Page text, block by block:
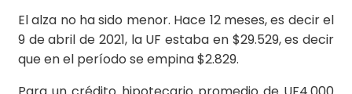
El alza no ha sido menor. Hace 12 meses, es decir el
9 de abril de 2021, la UF estaba en $29.529, es decir
que en el período se empina $2.829.